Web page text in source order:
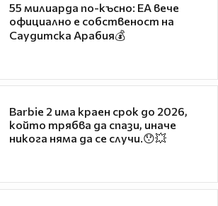
55 милиарда по-късно: EA вече
официално е собственост на
Саудитска Арабия💰
Barbie 2 има краен срок до 2026,
който трябва да спази, иначе
никога няма да се случи.😯💥